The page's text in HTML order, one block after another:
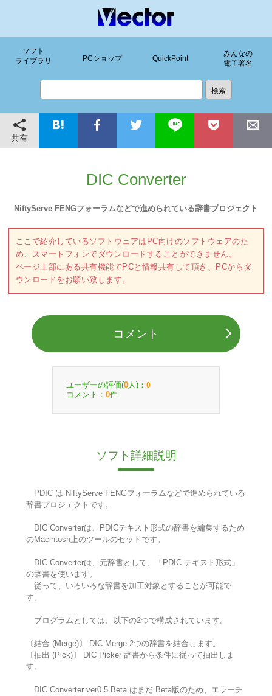
ソフト
ライブラリ
PCショップ QuickPoint
みんなの
電子署名
共有
DIC Converter
NiftyServe FENGフォーラムなどで進められている辞書プロジェクト
ここで紹介しているソフトウェアはPC向けのソフトウェアのた
め、スマートフォンでダウンロードすることができません。
ページ上部にある共有機能でPCと情報共有して頂き、PCからダ
ウンロードをお願い致します。
コメント
ユーザーの評価(0 人)： 0
コメント： 0件
ソフト詳細説明
PDIC は NiftyServe FENGフォーラムなどで進められている
辞書プロジェクトです。
DIC Converterは、PDICテキスト形式の辞書を編集するため
のMacintosh上のツールのセットです。
DIC Converterは、元辞書として、「PDIC テキスト形式」
の辞書を使います。
従って、いろいろな辞書を加工対象とすることが可能で
す。
プログラムとしては、以下の2つで構成されています。
〔結合 (Merge)〕 DIC Merge 2つの辞書を結合します。
〔抽出 (Pick)〕 DIC Picker 辞書から条件に従って抽出しま
す。
DIC Converter ver0.5 Beta はまだ Beta版のため、エラーチ